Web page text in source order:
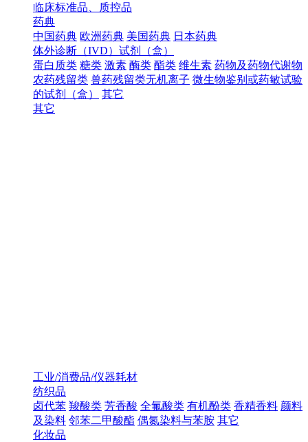
临床标准品、质控品
药典
中国药典 欧洲药典 美国药典 日本药典
体外诊断（IVD）试剂（盒）
蛋白质类 糖类 激素 酶类 酯类 维生素 药物及药物代谢物
农药残留类 兽药残留类无机离子 微生物鉴别或药敏试验
的试剂（盒）
其它
其它
工业/消费品/仪器耗材
纺织品
卤代苯 羧酸类 芳香酸 全氟酸类 有机酚类 香精香料 颜料
及染料 邻苯二甲酸酯 偶氮染料与苯胺 其它
化妆品